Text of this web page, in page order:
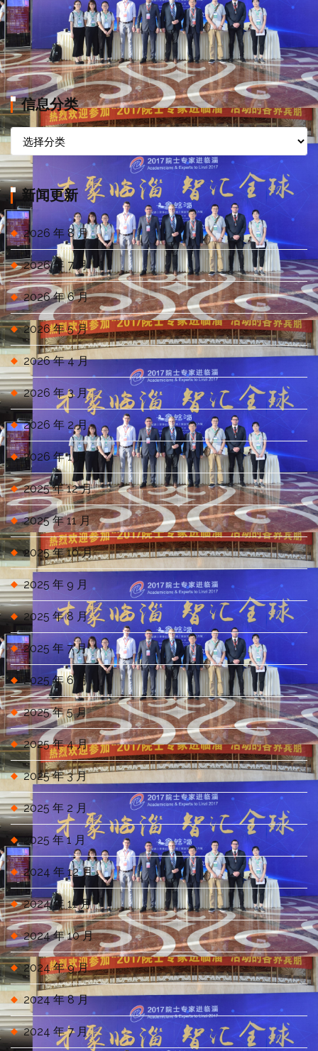
信息分类
信
息
分
类新闻更新
2026 年 8 月
2026 年 7 月
2026 年 6 月
2026 年 5 月
2026 年 4 月
2026 年 3 月
2026 年 2 月
2026 年 1 月
2025 年 12 月
2025 年 11 月
2025 年 10 月
2025 年 9 月
2025 年 8 月
2025 年 7 月
2025 年 6 月
2025 年 5 月
2025 年 4 月
2025 年 3 月
2025 年 2 月
2025 年 1 月
2024 年 12 月
2024 年 11 月
2024 年 10 月
2024 年 9 月
2024 年 8 月
2024 年 7 月